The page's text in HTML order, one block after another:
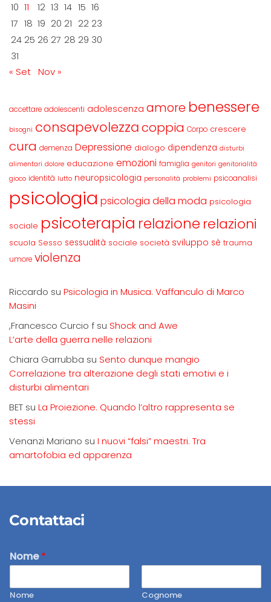
10 11 12 13 14 15 16
17 18 19 20 21 22 23
24 25 26 27 28 29 30
31
« Set Nov »
accettare adolescenti adolescenza amore benessere
bisogni consapevolezzacoppia Corpo crescere
cura demenza Depressione dialogo dipendenza disturbi
alimentari dolore educazione emozioni famiglia genitori genitorialità
gioco identità lutto neuropsicologia personalità problemi psicoanalisi
psicologia psicologia della moda psicologia
sociale psicoterapia relazione relazioni
scuola Sesso sessualità sociale società sviluppo sè trauma
umore violenza
Riccardo su Psicologia in Musica. Vaffanculo di Marco
Masini
,Francesco Curcio f su Shock and Awe
L’arte della guerra nelle relazioni
Chiara Garrubba su Sento dunque mangio
Correlazione tra alterazione degli stati emotivi e i
disturbi alimentari
BET su La Proiezione. Quando l’altro rappresenta se
stessi
Venanzi Mariano su I nuovi “falsi” maestri. Tra
amartofobia ed apparenza
Contattaci
Nome*
Nome Cognome